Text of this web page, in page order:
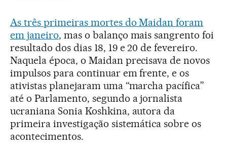
As três primeiras mortes do Maidan foram
em janeiro, mas o balanço mais sangrento foi
resultado dos dias 18, 19 e 20 de fevereiro.
Naquela época, o Maidan precisava de novos
impulsos para continuar em frente, e os
ativistas planejaram uma “marcha pacífica”
até o Parlamento, segundo a jornalista
ucraniana Sonia Koshkina, autora da
primeira investigação sistemática sobre os
acontecimentos.